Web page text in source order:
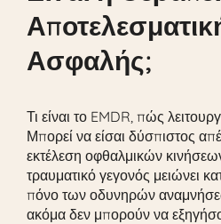
Ασφαλής;
Τι είναι το EMDR, πώς
Μπορεί να είσαι δύσπιστος
εκτέλεση οφθαλμικών
τραυματικό γεγονός μειώνει
πόνο των οδυνηρών
ακόμα δεν μπορούν να